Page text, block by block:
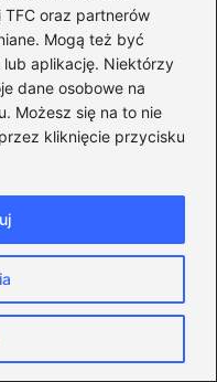
oraz partnerów
Mogą też być
aplikację. Niektórzy
dane osobowe na
Możesz się na to nie
kliknięcie przycisku
przeglądarce